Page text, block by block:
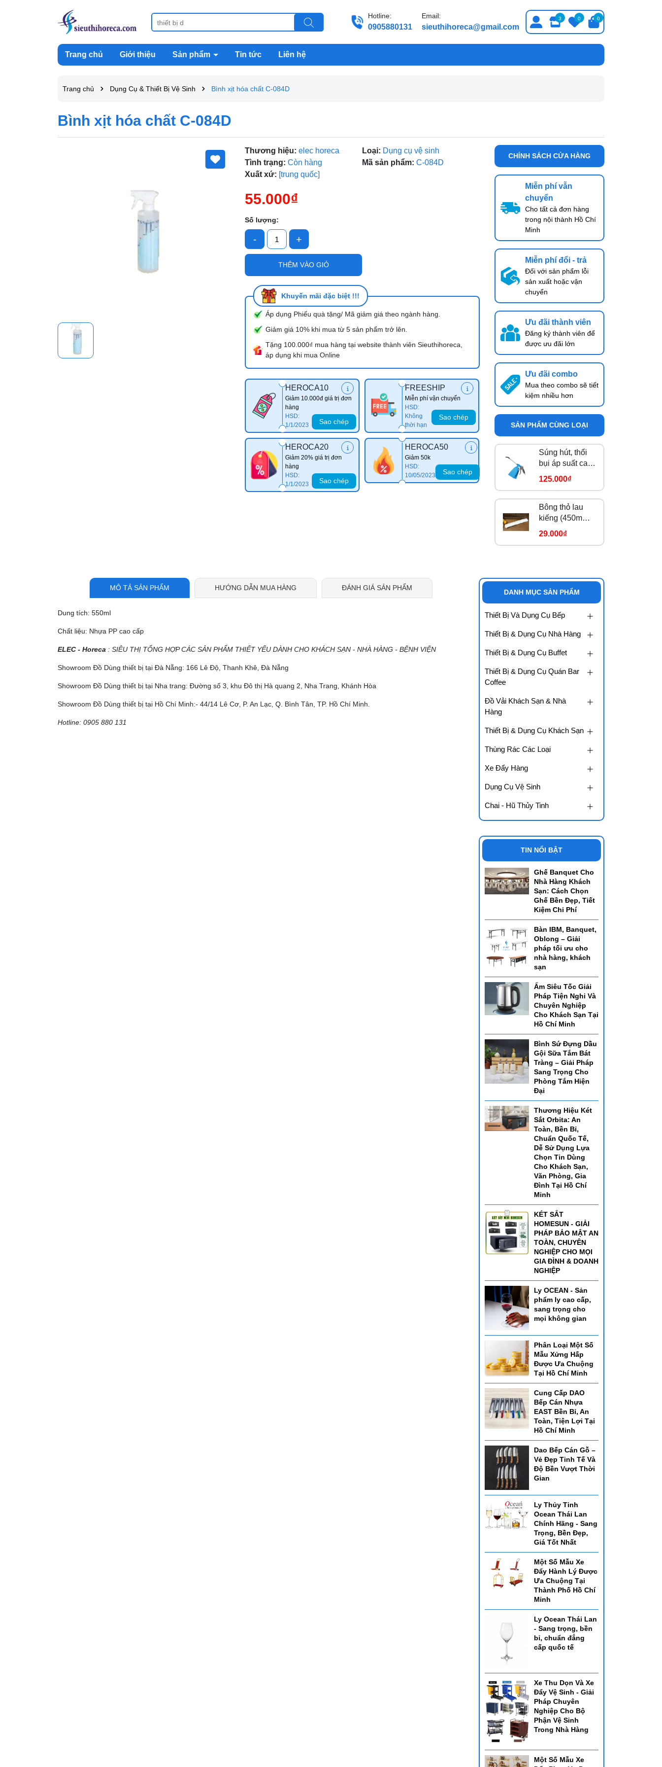
Hotline:
0905880131
Email:
sieuthihoreca@gmail.com
3 0 0
Trang chủ Giới thiệu Sản phẩm Tin tức Liên hệ
Trang chủ Dụng Cụ & Thiết Bị Vệ Sinh Bình xịt hóa chất C-084D
Bình xịt hóa chất C-084D
Thương hiệu: elec horeca Loại: Dụng cụ vệ sinh
Tình trạng: Còn hàng Mã sản phẩm: C-084D
Xuất xứ: [trung quốc]
55.000₫
Số lượng:
- +
THÊM VÀO GIỎ
Khuyến mãi đặc biệt !!!
Áp dụng Phiếu quà tặng/ Mã giảm giá theo ngành hàng.
Giảm giá 10% khi mua từ 5 sản phẩm trở lên.
Tặng 100.000₫ mua hàng tại website thành viên Sieuthihoreca,
áp dụng khi mua Online
HEROCA10
Giảm 10.000đ giá trị đơn
hàng
HSD:
1/1/2023
Sao chép
FREESHIP
Miễn phí vận chuyển
HSD:
Không
thời hạn
Sao chép
HEROCA20
Giảm 20% giá trị đơn
hàng
HSD:
1/1/2023
Sao chép
HEROCA50
Giảm 50k
HSD:
10/05/2023
Sao chép
Mã giảm giá:
Điều kiện:
CHÍNH SÁCH CỬA HÀNG
Miễn phí vẫn
chuyển
Cho tất cả đơn hàng
trong nội thành Hồ Chí
Minh
Miễn phí đổi - trả
Đối với sản phẩm lỗi
sản xuất hoặc vận
chuyển
Ưu đãi thành viên
Đăng ký thành viên để
được ưu đãi lớn
Ưu đãi combo
Mua theo combo sẽ tiết
kiệm nhiều hơn
SẢN PHẨM CÙNG LOẠI
Súng hút, thổi
bụi áp suất cao
STB1
125.000₫
Bông thỏ lau
kiếng (450mm)
C-076
29.000₫
MÔ TẢ SẢN PHẨM HƯỚNG DẪN MUA HÀNG ĐÁNH GIÁ SẢN PHẨM
Dung tích: 550ml
Chất liệu: Nhựa PP cao cấp
ELEC - Horeca : SIÊU THỊ TỔNG HỢP CÁC SẢN PHẨM THIẾT YẾU DÀNH CHO KHÁCH SẠN - NHÀ HÀNG - BỆNH VIỆN
Showroom Đồ Dùng thiết bị tại Đà Nẵng: 166 Lê Độ, Thanh Khê, Đà Nẵng
Showroom Đồ Dùng thiết bị tại Nha trang: Đường số 3, khu Đô thị Hà quang 2, Nha Trang, Khánh Hòa
Showroom Đồ Dùng thiết bị tại Hồ Chí Minh:- 44/14 Lê Cơ, P. An Lạc, Q. Bình Tân, TP. Hồ Chí Minh.
Hotline: 0905 880 131
DANH MỤC SẢN PHẨM
Thiết Bị Và Dụng Cụ Bếp
Thiết Bị & Dụng Cụ Nhà Hàng
Thiết Bị & Dụng Cụ Buffet
Thiết Bị & Dụng Cụ Quán Bar
Coffee
Đồ Vải Khách Sạn & Nhà
Hàng
Thiết Bị & Dụng Cụ Khách Sạn
Thùng Rác Các Loại
Xe Đẩy Hàng
Dụng Cụ Vệ Sinh
Chai - Hũ Thủy Tinh
TIN NỔI BẬT
Ghế Banquet Cho
Nhà Hàng Khách
Sạn: Cách Chọn
Ghế Bền Đẹp, Tiết
Kiệm Chi Phí
Bàn IBM, Banquet,
Oblong – Giải
pháp tối ưu cho
nhà hàng, khách
sạn
Ấm Siêu Tốc Giải
Pháp Tiện Nghi Và
Chuyên Nghiệp
Cho Khách Sạn Tại
Hồ Chí Minh
Bình Sứ Đựng Dầu
Gội Sữa Tắm Bát
Tràng – Giải Pháp
Sang Trọng Cho
Phòng Tắm Hiện
Đại
Thương Hiệu Két
Sắt Orbita: An
Toàn, Bền Bỉ,
Chuẩn Quốc Tế,
Dễ Sử Dụng Lựa
Chọn Tin Dùng
Cho Khách Sạn,
Văn Phòng, Gia
Đình Tại Hồ Chí
Minh
KÉT SẮT
HOMESUN - GIẢI
PHÁP BẢO MẬT AN
TOÀN, CHUYÊN
NGHIỆP CHO MỌI
GIA ĐÌNH & DOANH
NGHIỆP
Ly OCEAN - Sản
phẩm ly cao cấp,
sang trọng cho
mọi không gian
Phân Loại Một Số
Mẫu Xửng Hấp
Được Ưa Chuộng
Tại Hồ Chí Minh
Cung Cấp DAO
Bếp Cán Nhựa
EAST Bền Bỉ, An
Toàn, Tiện Lợi Tại
Hồ Chí Minh
Dao Bếp Cán Gỗ –
Vẻ Đẹp Tinh Tế Và
Độ Bền Vượt Thời
Gian
Ly Thủy Tinh
Ocean Thái Lan
Chính Hãng - Sang
Trọng, Bền Đẹp,
Giá Tốt Nhất
Một Số Mẫu Xe
Đẩy Hành Lý Được
Ưa Chuộng Tại
Thành Phố Hồ Chí
Minh
Ly Ocean Thái Lan
- Sang trọng, bền
bỉ, chuẩn đẳng
cấp quốc tế
Xe Thu Dọn Và Xe
Đẩy Vệ Sinh - Giải
Pháp Chuyên
Nghiệp Cho Bộ
Phận Vệ Sinh
Trong Nhà Hàng
Một Số Mẫu Xe